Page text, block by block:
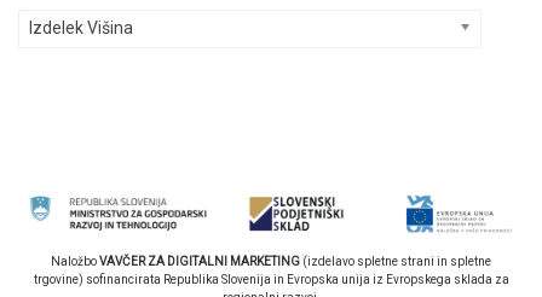
Izdelek Višina
NaložboVAVČER ZA DIGITALNI MARKETING (izdelavo spletne strani in spletne
trgovine) sofinancirata Republika Slovenija in Evropska unija iz Evropskega sklada za